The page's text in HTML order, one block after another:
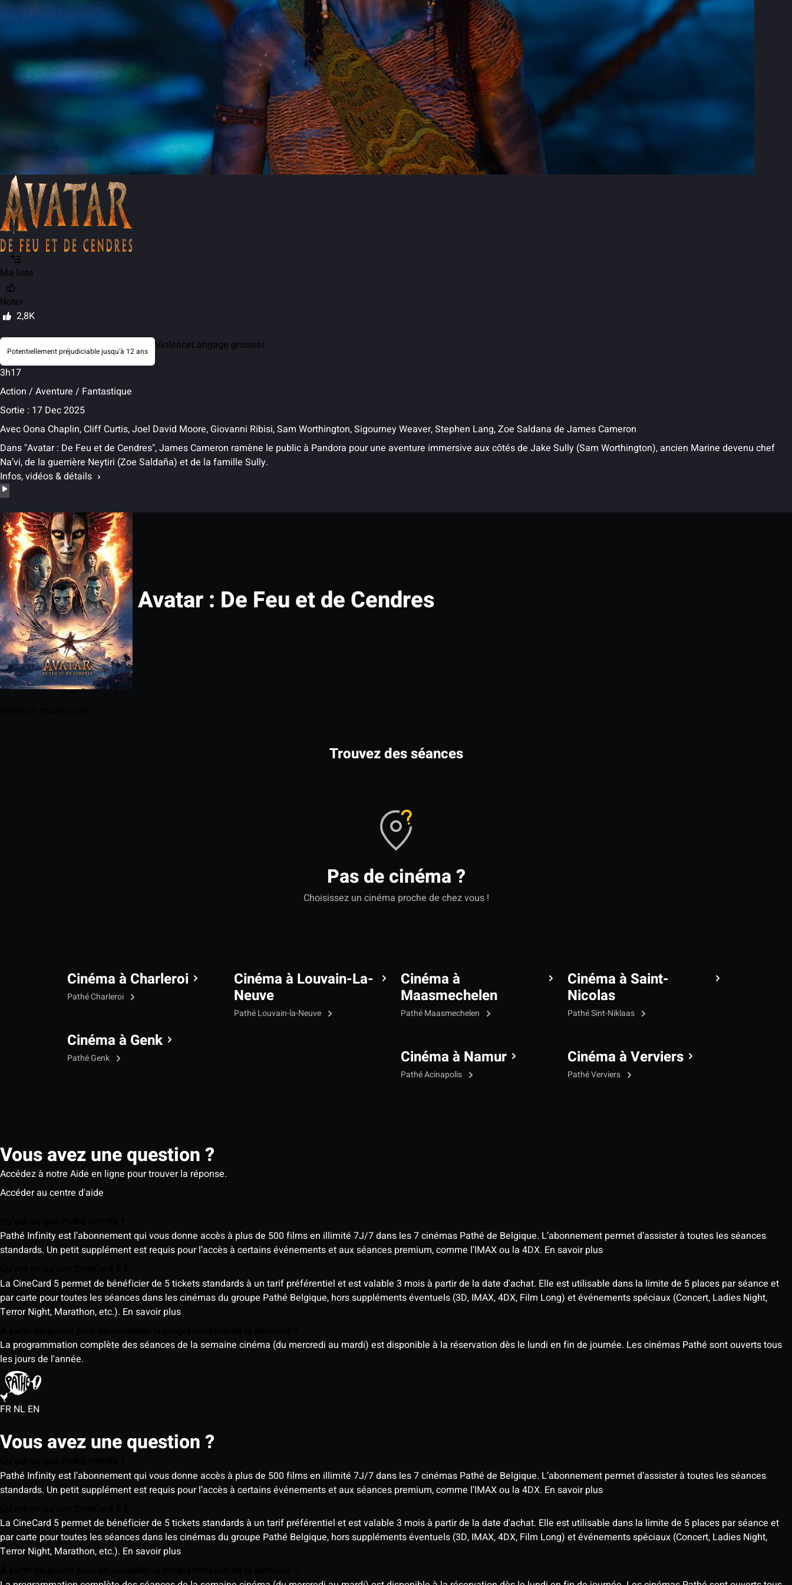
Ma liste
Noter
2,8K
Potentiellement préjudiciable jusqu'à 12 ans ViolenceLangage grossier
3h17
Action / Aventure / Fantastique
Sortie : 17 Dec 2025
Avec Oona Chaplin, Cliff Curtis, Joel David Moore, Giovanni Ribisi, Sam Worthington, Sigourney Weaver, Stephen Lang, Zoe Saldana de James Cameron
Dans "Avatar : De Feu et de Cendres", James Cameron ramène le public à Pandora pour une aventure immersive aux côtés de Jake Sully (Sam Worthington), ancien Marine devenu chef
Na’vi, de la guerrière Neytiri (Zoe Saldaña) et de la famille Sully.
Infos, vidéos & détails
Avatar : De Feu et de Cendres
Trouvez des séances
Pas de cinéma ?
Choisissez un cinéma proche de chez vous !
Cinéma à Charleroi
Pathé Charleroi
Cinéma à Genk
Pathé Genk
Cinéma à Louvain-La-
Neuve
Pathé Louvain-la-Neuve
Cinéma à
Maasmechelen
Pathé Maasmechelen
Cinéma à Namur
Pathé Acinapolis
Cinéma à Saint-
Nicolas
Pathé Sint-Niklaas
Cinéma à Verviers
Pathé Verviers
Vous avez une question ?
Accédez à notre Aide en ligne pour trouver la réponse.
Accéder au centre d'aide
Pathé Infinity est l’abonnement qui vous donne accès à plus de 500 films en illimité 7J/7 dans les 7 cinémas Pathé de Belgique. L’abonnement permet d’assister à toutes les séances
standards. Un petit supplément est requis pour l’accès à certains événements et aux séances premium, comme l’IMAX ou la 4DX. En savoir plus
La CineCard 5 permet de bénéficier de 5 tickets standards à un tarif préférentiel et est valable 3 mois à partir de la date d'achat. Elle est utilisable dans la limite de 5 places par séance et
par carte pour toutes les séances dans les cinémas du groupe Pathé Belgique, hors suppléments éventuels (3D, IMAX, 4DX, Film Long) et événements spéciaux (Concert, Ladies Night,
Terror Night, Marathon, etc.). En savoir plus
La programmation complète des séances de la semaine cinéma (du mercredi au mardi) est disponible à la réservation dès le lundi en fin de journée. Les cinémas Pathé sont ouverts tous
les jours de l'année.
FR NL EN
Vous avez une question ?
Pathé Infinity est l’abonnement qui vous donne accès à plus de 500 films en illimité 7J/7 dans les 7 cinémas Pathé de Belgique. L’abonnement permet d’assister à toutes les séances
standards. Un petit supplément est requis pour l’accès à certains événements et aux séances premium, comme l’IMAX ou la 4DX. En savoir plus
La CineCard 5 permet de bénéficier de 5 tickets standards à un tarif préférentiel et est valable 3 mois à partir de la date d'achat. Elle est utilisable dans la limite de 5 places par séance et
par carte pour toutes les séances dans les cinémas du groupe Pathé Belgique, hors suppléments éventuels (3D, IMAX, 4DX, Film Long) et événements spéciaux (Concert, Ladies Night,
Terror Night, Marathon, etc.). En savoir plus